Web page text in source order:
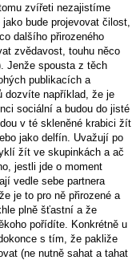
zvířeti nezajistíme
bude projevovat čilost,
dalšího přirozeného
zvědavost, touhu něco
Jenže spousta z těch
publikacích a
dozvíte například, že je
sociální a budou do jisté
v té skleněné krabici žít
jako delfín. Uvažují po
žít ve skupinkách a ač
jestli jde o moment
vedle sebe partnera
je to pro ně přirozené a
plně šťastní a že
pořídíte. Konkrétně u
s tím, že pakliže
(ne nutně sahat a tahat